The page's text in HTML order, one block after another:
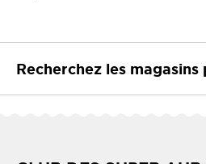
Recherchez les